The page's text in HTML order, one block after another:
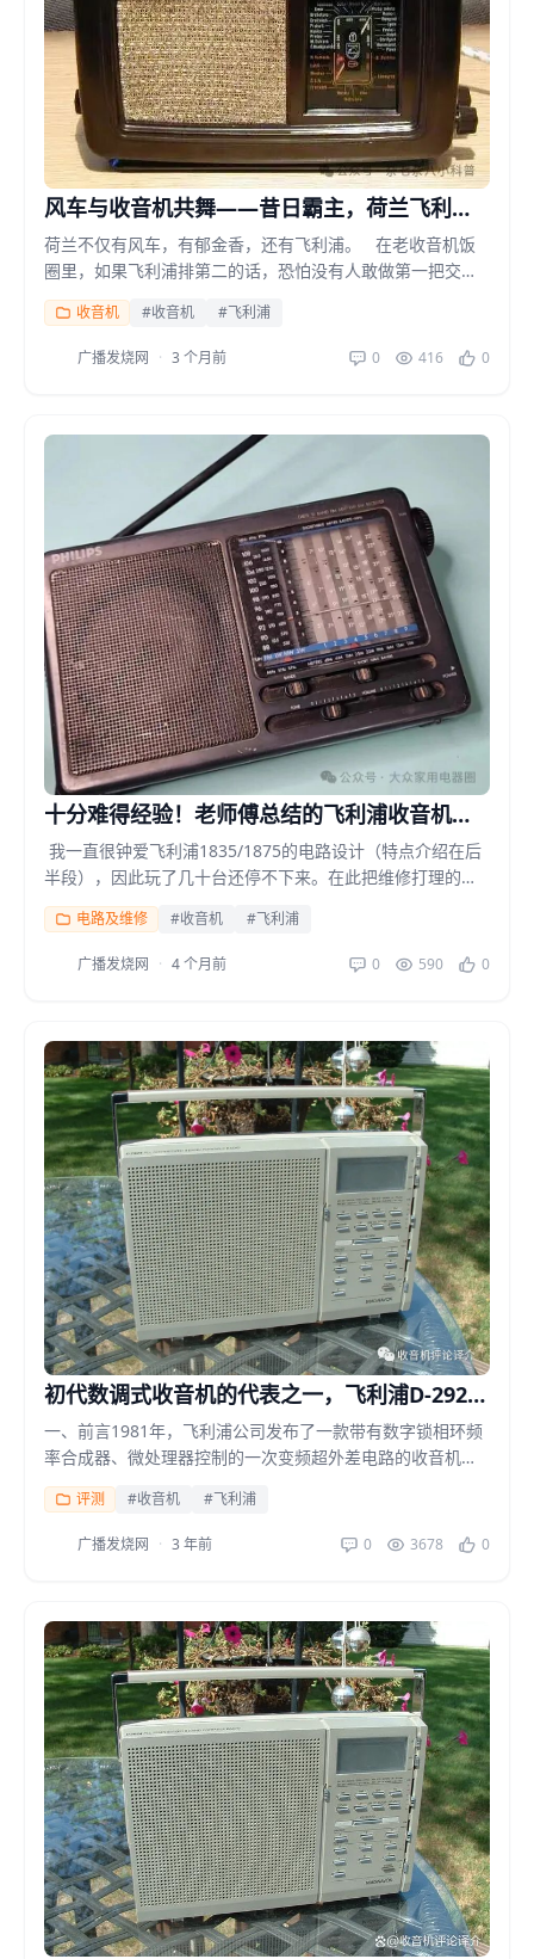
风车与收音机共舞——昔日霸主，荷兰飞利浦
收音机(上)
荷兰不仅有风车，有郁金香，还有飞利浦。 在老收音机饭
圈里，如果飞利浦排第二的话，恐怕没有人敢做第一把交
椅。 一个差点破产的小灯泡厂...
收音机 #收音机 #飞利浦
广播发烧网 · 3 个月前 0 416 0
十分难得经验！老师傅总结的飞利浦收音机
D1835/D1875打理经验
我一直很钟爱飞利浦1835/1875的电路设计（特点介绍在后
半段），因此玩了几十台还停不下来。在此把维修打理的经
验心得作个总结，供大家参考，这些问题...
电路及维修 #收音机 #飞利浦
广播发烧网 · 4 个月前 0 590 0
初代数调式收音机的代表之一，飞利浦D-2924
收音机详情报告
一、前言1981年，飞利浦公司发布了一款带有数字锁相环频
率合成器、微处理器控制的一次变频超外差电路的收音机，
也就是本文的主角D-2924。这款新品收音机被看作飞...
评测 #收音机 #飞利浦
广播发烧网 · 3 年前 0 3678 0